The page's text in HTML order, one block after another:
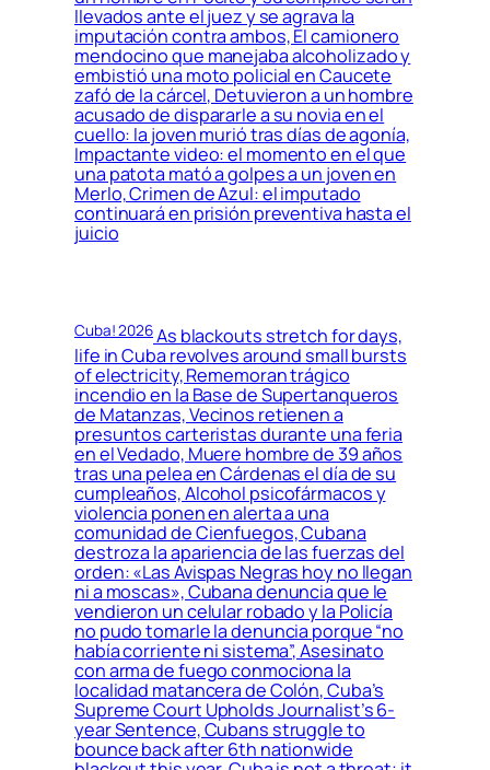
llevados ante el juez y se agrava la
imputación contra ambos, El camionero
mendocino que manejaba alcoholizado y
embistió una moto policial en Caucete
zafó de la cárcel, Detuvieron a un hombre
acusado de dispararle a su novia en el
cuello: la joven murió tras días de agonía,
Impactante video: el momento en el que
una patota mató a golpes a un joven en
Merlo, Crimen de Azul: el imputado
continuará en prisión preventiva hasta el
juicio
Cuba! 2026As blackouts stretch for days,
life in Cuba revolves around small bursts
of electricity, Rememoran trágico
incendio en la Base de Supertanqueros
de Matanzas, Vecinos retienen a
presuntos carteristas durante una feria
en el Vedado, Muere hombre de 39 años
tras una pelea en Cárdenas el día de su
cumpleaños, Alcohol psicofármacos y
violencia ponen en alerta a una
comunidad de Cienfuegos, Cubana
destroza la apariencia de las fuerzas del
orden: «Las Avispas Negras hoy no llegan
ni a moscas», Cubana denuncia que le
vendieron un celular robado y la Policía
no pudo tomarle la denuncia porque “no
había corriente ni sistema”, Asesinato
con arma de fuego conmociona la
localidad matancera de Colón, Cuba’s
Supreme Court Upholds Journalist’s 6-
year Sentence, Cubans struggle to
bounce back after 6th nationwide